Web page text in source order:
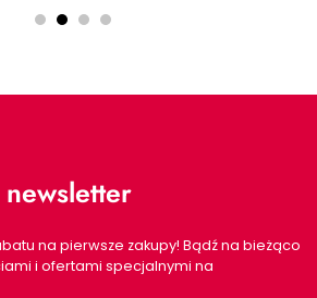
na pierwsze zakupy! Bądź na bieżąco
i ofertami specjalnymi na